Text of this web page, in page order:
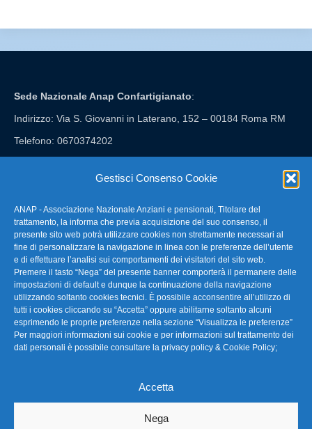
Gestisci Consenso Cookie
ANAP - Associazione Nazionale Anziani e pensionati, Titolare del
trattamento, la informa che previa acquisizione del suo consenso, il
presente sito web potrà utilizzare cookies non strettamente necessari al
fine di personalizzare la navigazione in linea con le preferenze dell’utente
e di effettuare l’analisi sui comportamenti dei visitatori del sito web.
Premere il tasto “Nega” del presente banner comporterà il permanere delle
impostazioni di default e dunque la continuazione della navigazione
utilizzando soltanto cookies tecnici. È possibile acconsentire all’utilizzo di
tutti i cookies cliccando su “Accetta” oppure abilitarne soltanto alcuni
esprimendo le proprie preferenze nella sezione “Visualizza le preferenze”
Per maggiori informazioni sui cookie e per informazioni sul trattamento dei
dati personali è possibile consultare la privacy policy & Cookie Policy;
Accetta
Nega
Sede Nazionale Anap Confartigianato:
Indirizzo: Via S. Giovanni in Laterano, 152 – 00184 Roma RM
Telefono: 0670374202
FAQ – Domande Frequenti
La nostra Newsletter
Link Utili
TG Confartigianato
Privacy & Cookie Policy
Seguici